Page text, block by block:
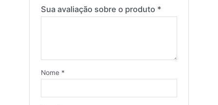
Sua avaliação sobre o produto *
Nome *